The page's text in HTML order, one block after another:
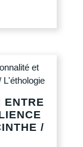
ENTRE
/